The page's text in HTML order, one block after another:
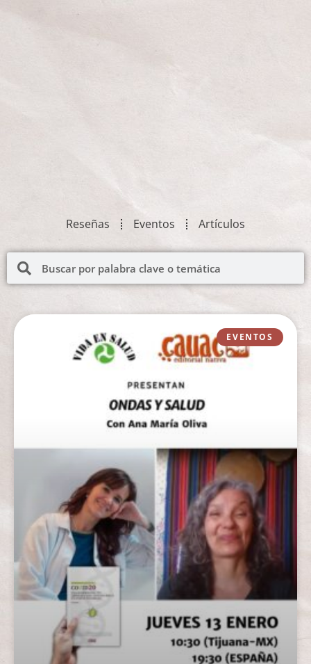
Reseñas Eventos Artículos
EVENTOS